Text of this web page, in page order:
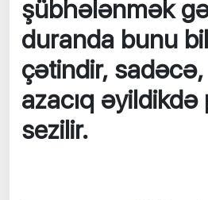
şübhələnmək
duranda bunu
çətindir,
azacıq
sezilir.